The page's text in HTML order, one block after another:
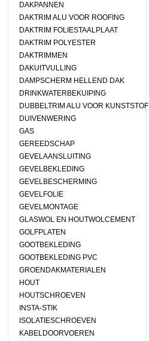
DAKPANNEN
DAKTRIM ALU VOOR ROOFING
DAKTRIM FOLIESTAALPLAAT
DAKTRIM POLYESTER
DAKTRIMMEN
DAKUITVULLING
DAMPSCHERM HELLEND DAK
DRINKWATERBEKUIPING
DUBBELTRIM ALU VOOR KUNSTSTOF
DUIVENWERING
GAS
GEREEDSCHAP
GEVELAANSLUITING
GEVELBEKLEDING
GEVELBESCHERMING
GEVELFOLIE
GEVELMONTAGE
GLASWOL EN HOUTWOLCEMENT
GOLFPLATEN
GOOTBEKLEDING
GOOTBEKLEDING PVC
GROENDAKMATERIALEN
HOUT
HOUTSCHROEVEN
INSTA-STIK
ISOLATIESCHROEVEN
KABELDOORVOEREN